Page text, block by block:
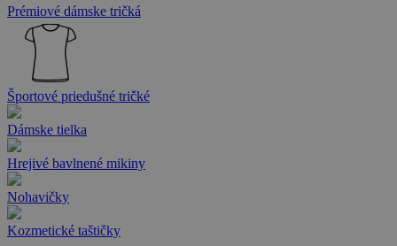
Prémiové dámske tričká
Športové priedušné tričké
Dámske tielka
Hrejivé bavlnené mikiny
Nohavičky
Kozmetické taštičky